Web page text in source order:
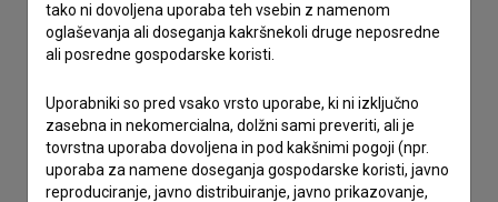
imam vprašanje
prijavljam napako
drugo
tako ni dovoljena uporaba teh vsebin z namenom
oglaševanja ali doseganja kakršnekoli druge neposredne
ali posredne gospodarske koristi.
Uporabniki so pred vsako vrsto uporabe, ki ni izključno
zasebna in nekomercialna, dolžni sami preveriti, ali je
tovrstna uporaba dovoljena in pod kakšnimi pogoji (npr.
uporaba za namene doseganja gospodarske koristi, javno
reproduciranje, javno distribuiranje, javno prikazovanje,